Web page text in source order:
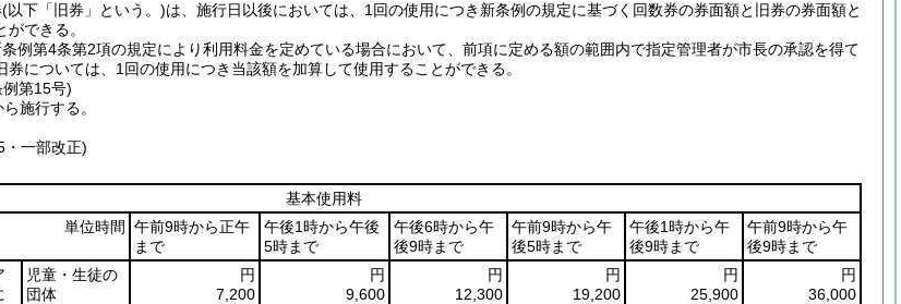
(以下「旧券」という。)は、施行日以後においては、1回の使用につき新条例の規定に基づく回数券の券面額と旧券の券面額と
できる。
例第4条第2項の規定により利用料金を定めている場合において、前項に定める額の範囲内で指定管理者が市長の承認を得て
については、1回の使用につき当該額を加算して使用することができる。
例第15号)
施行する。
一部改正)
基本使用料
単位時間
午前9時から正午
まで
午後1時から午後
5時まで
午後6時から午
後9時まで
午前9時から午
後5時まで
午後1時から午
後9時まで
午前9時から午
後9時まで
児童・生徒の
団体
円
7,200
円
9,600
円
12,300
円
19,200
円
25,900
円
36,000